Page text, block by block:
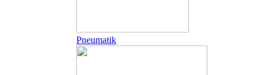
Pneumatik